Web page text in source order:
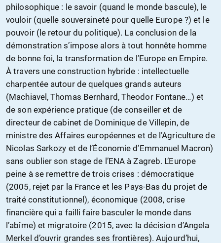
philosophique : le savoir (quand le monde bascule), le
vouloir (quelle souveraineté pour quelle Europe ?) et le
pouvoir (le retour du politique). La conclusion de la
démonstration s’impose alors à tout honnête homme
de bonne foi, la transformation de l’Europe en Empire.
À travers une construction hybride : intellectuelle
charpentée autour de quelques grands auteurs
(Machiavel, Thomas Bernhard, Theodor Fontane…) et
de son expérience pratique (de conseiller et de
directeur de cabinet de Dominique de Villepin, de
ministre des Affaires européennes et de l’Agriculture de
Nicolas Sarkozy et de l’Économie d’Emmanuel Macron)
sans oublier son stage de l’ENA à Zagreb. L’Europe
peine à se remettre de trois crises : démocratique
(2005, rejet par la France et les Pays-Bas du projet de
traité constitutionnel), économique (2008, crise
financière qui a failli faire basculer le monde dans
l’abîme) et migratoire (2015, avec la décision d’Angela
Merkel d’ouvrir grandes ses frontières). Aujourd’hui,